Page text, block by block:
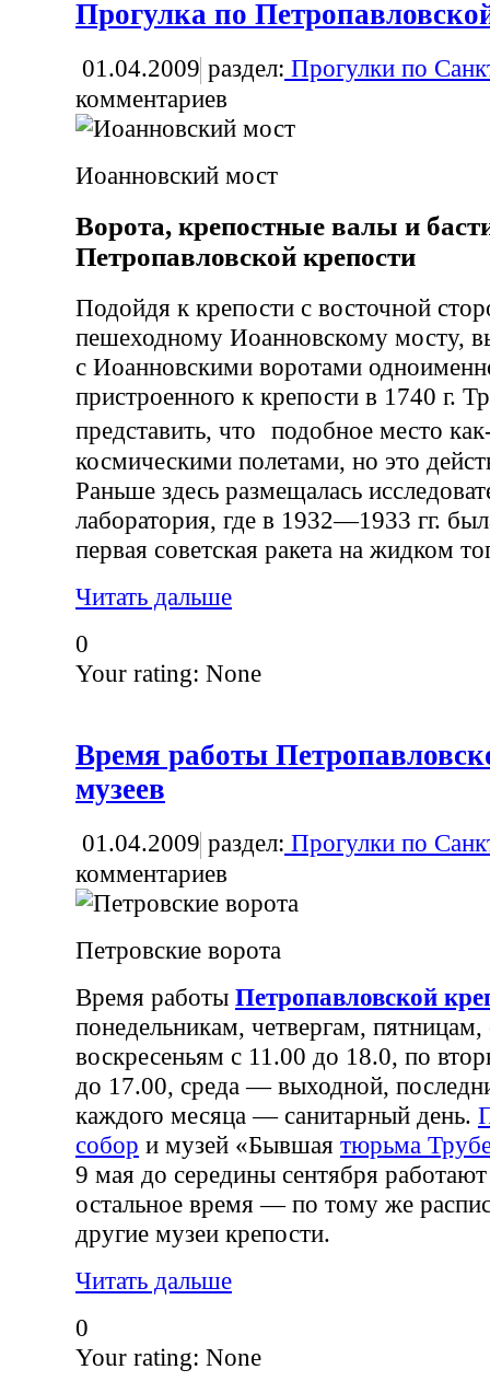
Прогулка по
01.04.2009 раздел: Прогулки по
комментариев
Иоанновский мост
Ворота, крепостные валы и
Петропавловской крепости
Подойдя к крепости с восточной
пешеходному Иоанновскому мосту,
с Иоанновскими воротами
пристроенного к крепости в 1740 г.
представить, что подобное место
космическими полетами, но это
Раньше здесь размещалась
лаборатория, где в 1932—1933 гг.
первая советская ракета на жидком
Читать дальше
0
Your rating: None
Время работы
музеев
01.04.2009 раздел: Прогулки по
комментариев
Петровские ворота
Время работы Петропавловской
понедельникам, четвергам,
воскресеньям с 11.00 до 18.0, по
до 17.00, среда — выходной,
каждого месяца — санитарный день.
собор и музей «Бывшая тюрьма
9 мая до середины сентября
остальное время — по тому же
другие музеи крепости.
Читать дальше
0
Your rating: None